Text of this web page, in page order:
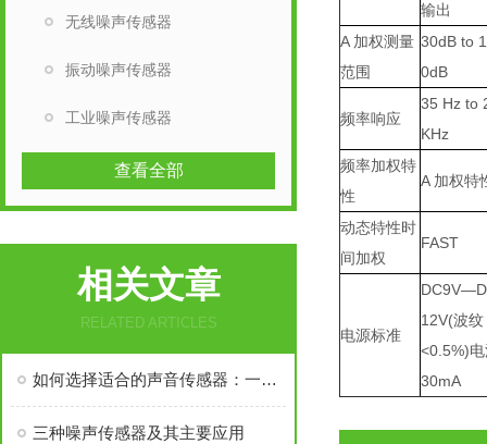
无线噪声传感器
振动噪声传感器
工业噪声传感器
查看全部
相关文章
RELATED ARTICLES
如何选择适合的声音传感器：一份详尽指南
三种噪声传感器及其主要应用
输出
A 加权测量
范围
30dB to
0dB
频率响应
35 Hz to
KHz
频率加权特
性
A 加权特
动态特性时
间加权
FAST
电源标准
12V(波纹
<0.5%)
30mA